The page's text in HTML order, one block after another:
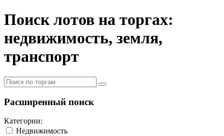
Поиск лотов на торгах:
недвижимость, земля,
транспорт
Расширенный поиск
Категории:
Недвижимость